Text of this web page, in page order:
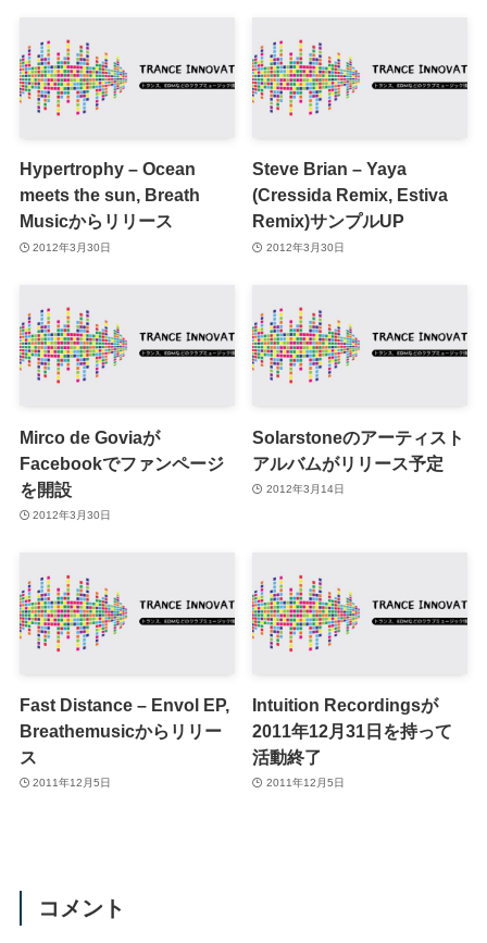
Hypertrophy – Ocean
meets the sun, Breath
Musicからリリース
2012年3月30日
Steve Brian – Yaya
(Cressida Remix, Estiva
Remix)サンプルUP
2012年3月30日
Mirco de Goviaが
Facebookでファンページ
を開設
2012年3月30日
Solarstoneのアーティスト
アルバムがリリース予定
2012年3月14日
Fast Distance – Envol EP,
Breathemusicからリリー
ス
2011年12月5日
Intuition Recordingsが
2011年12月31日を持って
活動終了
2011年12月5日
コメント